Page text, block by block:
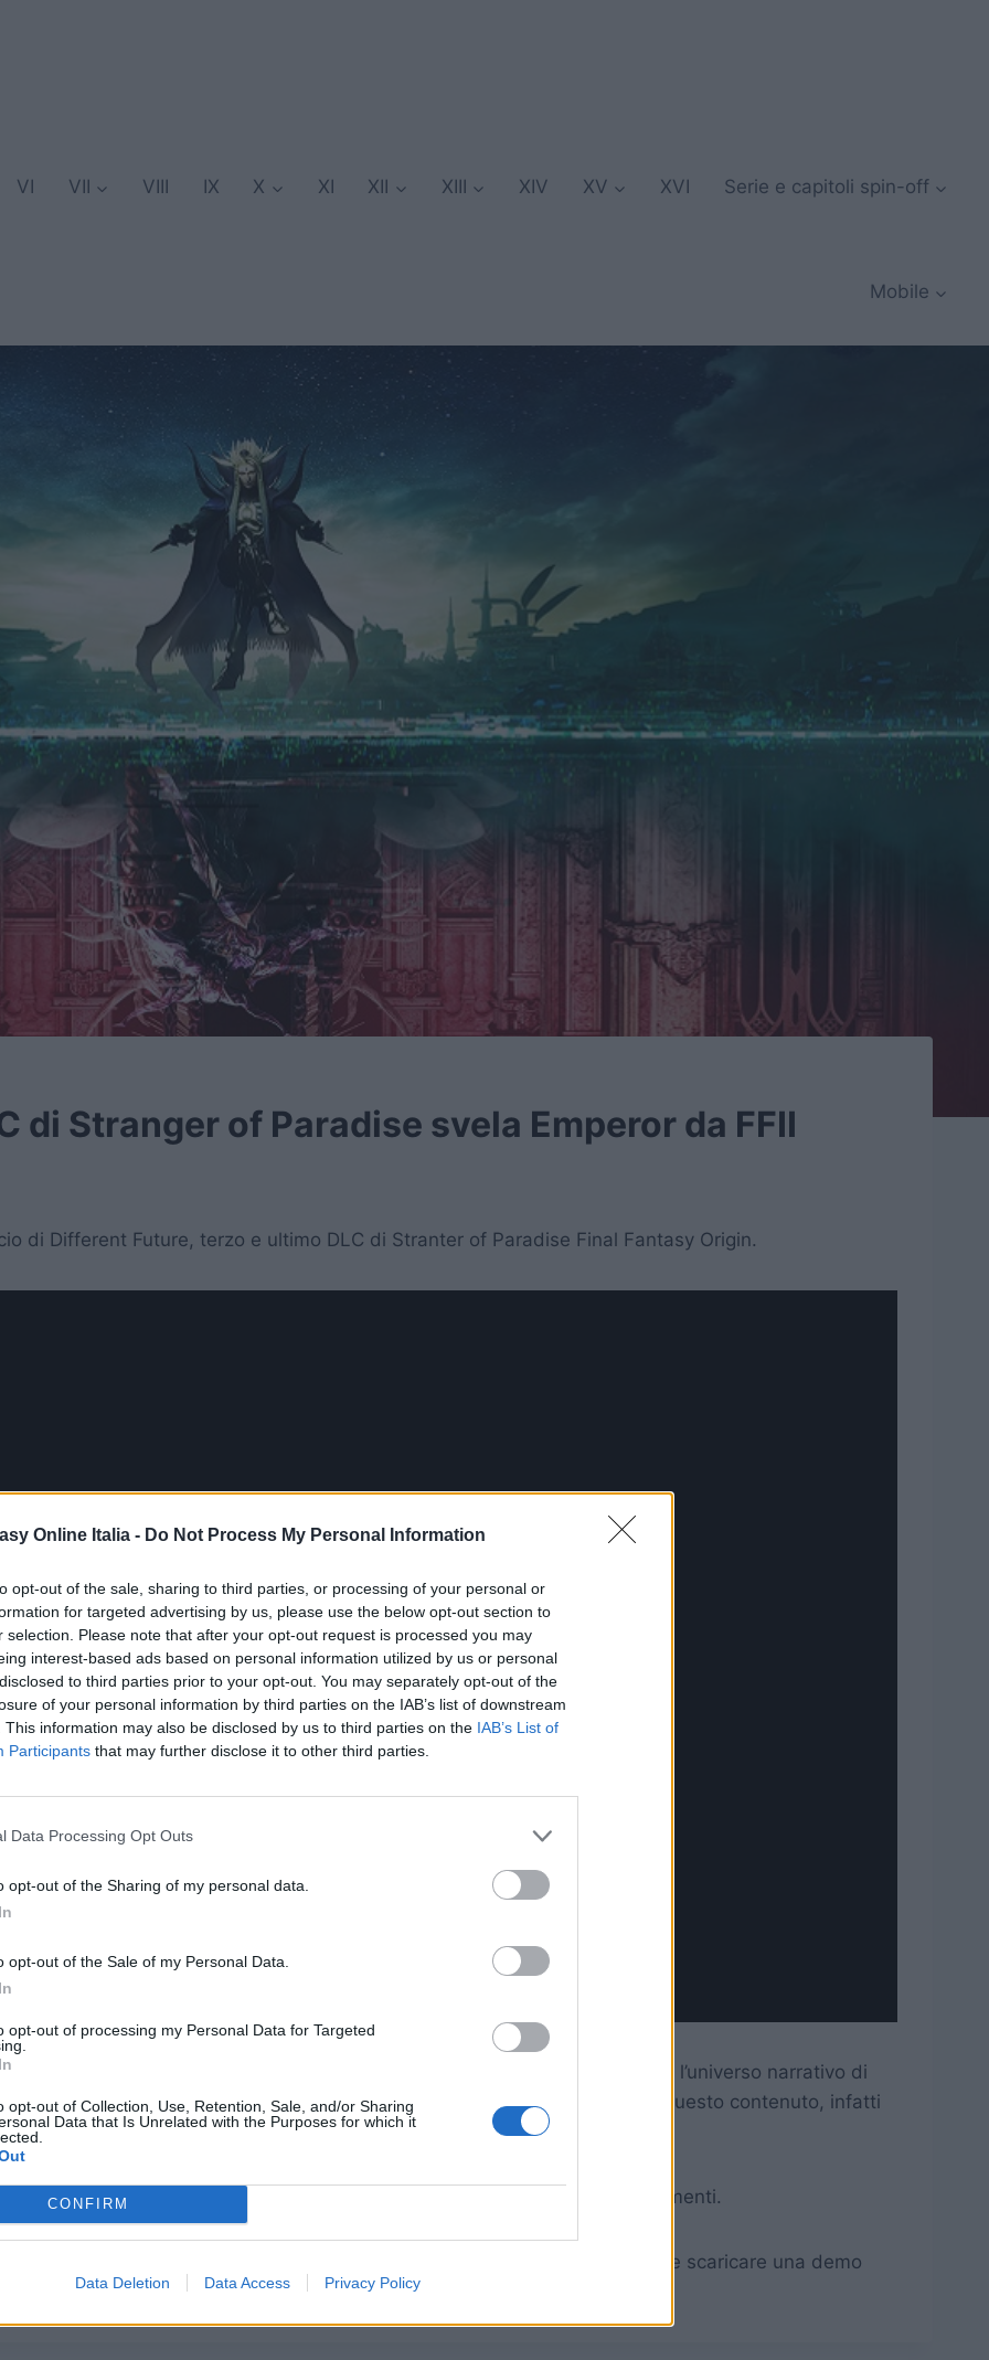
Online Italia - Do Not Process My Personal Information
opt-out of the sale, sharing to third parties, or processing of your personal or
for targeted advertising by us, please use the below opt-out section to
selection. Please note that after your opt-out request is processed you may
interest-based ads based on personal information utilized by us or personal
to third parties prior to your opt-out. You may separately opt-out of the
of your personal information by third parties on the IAB’s list of downstream
This information may also be disclosed by us to third parties on the IAB’s List of
Participants that may further disclose it to other third parties.
Data Processing Opt Outs
opt-out of the Sharing of my personal data.
opt-out of the Sale of my Personal Data.
opt-out of processing my Personal Data for Targeted
opt-out of Collection, Use, Retention, Sale, and/or Sharing
Data that Is Unrelated with the Purposes for which it
CONFIRM
Data Deletion Data Access Privacy Policy
VI VII VIII IX X XI XII XIII XIV XV XVI Serie e capitoli spin-off
Mobile
di Stranger of Paradise svela Emperor da FFII
di Different Future, terzo e ultimo DLC di Stranter of Paradise Final Fantasy Origin.
i Lufeniani e offrendo un possibile legame con Final Fantasy II e, forse, l’universo narrativo di
Mateus. Ma il villain di FF2 non sarà l’unico grande nemico di questo contenuto, infatti
armi e diverse nuove funzioni di sintesi e fabbricazione degli equipaggiamenti.
dal 27 gennaio su PlayStation, Xbox e PC (Epic Games Store). E’ possibile scaricare una demo
X|S e Xbox One.